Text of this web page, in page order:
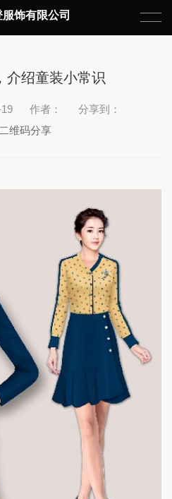
饰有限公司
介绍童装小常识
作者：
分享到：
二维码分享